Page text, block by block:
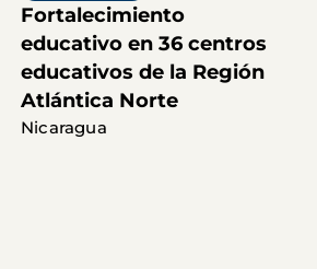
Fortalecimiento
educativo en 36 centros
educativos de la Región
Atlántica Norte
Nicaragua